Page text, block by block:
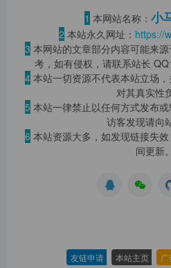
1 本网站名称： 小
2 本站永久网址： https://
3 本网站的文章部分内容可能来
考，如有侵权，请联系站长 QQ
4 本站一切资源不代表本站立场
对其真实性
5 本站一律禁止以任何方式发布
访客发现请向
6 本站资源大多，如发现链接失
间更新。
友链申请 本站主页